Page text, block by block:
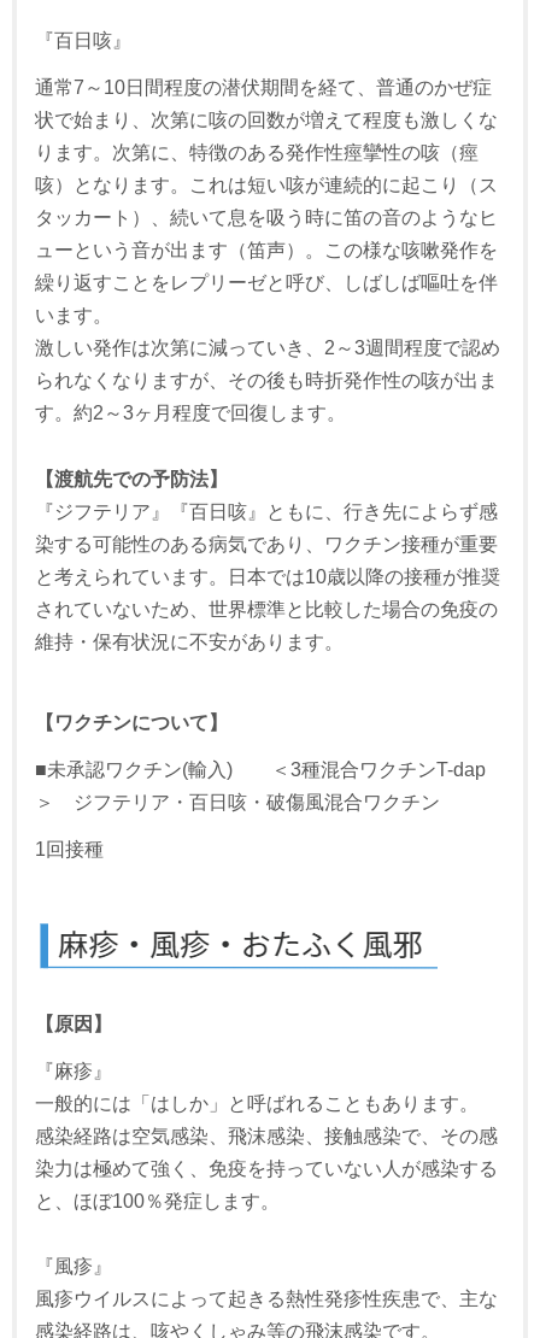
『百日咳』
通常7～10日間程度の潜伏期間を経て、普通のかぜ症
状で始まり、次第に咳の回数が増えて程度も激しくな
ります。次第に、特徴のある発作性痙攣性の咳（痙
咳）となります。これは短い咳が連続的に起こり（ス
タッカート）、続いて息を吸う時に笛の音のようなヒ
ューという音が出ます（笛声）。この様な咳嗽発作を
繰り返すことをレプリーゼと呼び、しばしば嘔吐を伴
います。
激しい発作は次第に減っていき、2～3週間程度で認め
られなくなりますが、その後も時折発作性の咳が出ま
す。約2～3ヶ月程度で回復します。
【渡航先での予防法】
『ジフテリア』『百日咳』ともに、行き先によらず感
染する可能性のある病気であり、ワクチン接種が重要
と考えられています。日本では10歳以降の接種が推奨
されていないため、世界標準と比較した場合の免疫の
維持・保有状況に不安があります。
【ワクチンについて】
■未承認ワクチン(輸入) ＜3種混合ワクチンT-dap
＞ ジフテリア・百日咳・破傷風混合ワクチン
1回接種
【原因】
『麻疹』
一般的には「はしか」と呼ばれることもあります。
感染経路は空気感染、飛沫感染、接触感染で、その感
染力は極めて強く、免疫を持っていない人が感染する
と、ほぼ100％発症します。
『風疹』
風疹ウイルスによって起きる熱性発疹性疾患で、主な
感染経路は、咳やくしゃみ等の飛沫感染です。